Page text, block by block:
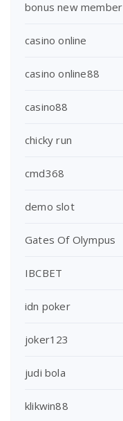
bonus new member
casino online
casino online88
casino88
chicky run
cmd368
demo slot
Gates Of Olympus
IBCBET
idn poker
joker123
judi bola
klikwin88